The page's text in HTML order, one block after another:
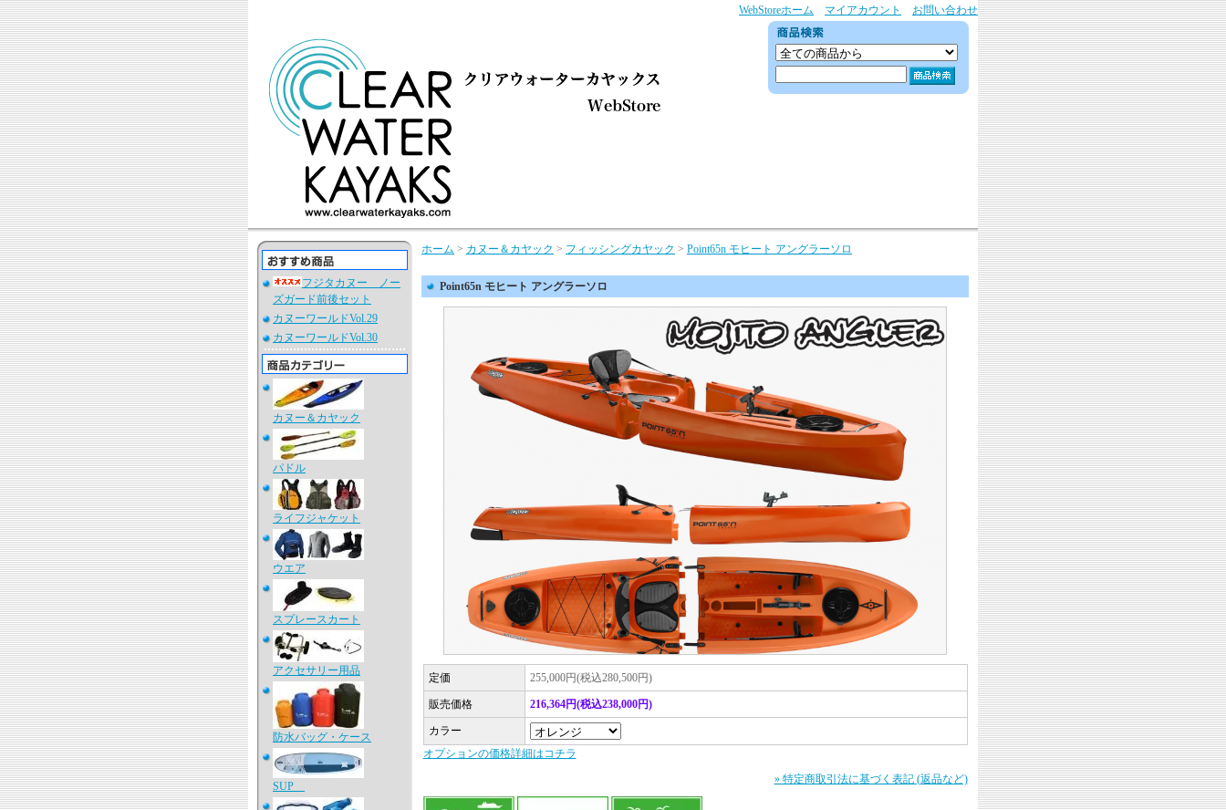
WebStoreホーム マイアカウント お問い合わせ
フジタカヌー ノー
ズガード前後セット
カヌーワールドVol.29
カヌーワールドVol.30
カヌー＆カヤック
パドル
ライフジャケット
ウエア
スプレースカート
アクセサリー用品
防水バッグ・ケース
SUP
ホーム > カヌー＆カヤック > フィッシングカヤック > Point65n モヒート アングラーソロ
Point65n モヒート アングラーソロ
定価 255,000円(税込280,500円)
販売価格 216,364円(税込238,000円)
カラー
オプションの価格詳細はコチラ
» 特定商取引法に基づく表記 (返品など)